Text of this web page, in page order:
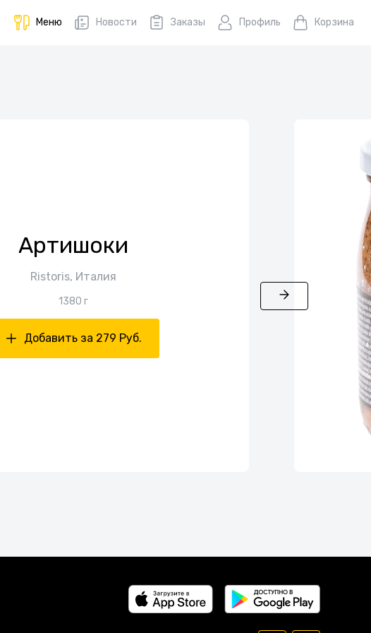
Меню Новости Заказы Профиль Корзина
Артишоки
Ristoris, Италия
1380 г
Добавить за 279 Руб.